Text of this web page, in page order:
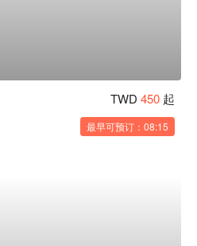
TWD 450 起
最早可预订：08:15